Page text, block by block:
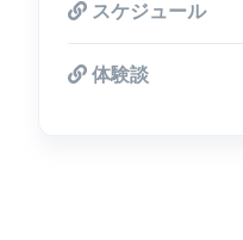
スケジュール
体験談